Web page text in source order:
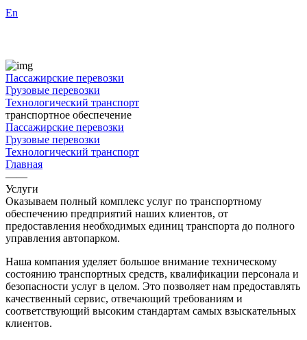
En
Пассажирские перевозки
Грузовые перевозки
Технологический транспорт
транспортное обеспечение
Пассажирские перевозки
Грузовые перевозки
Технологический транспорт
Главная
——
Услуги
Оказываем полный комплекс услуг по транспортному
обеспечению предприятий наших клиентов, от
предоставления необходимых единиц транспорта до полного
управления автопарком.
Наша компания уделяет большое внимание техническому
состоянию транспортных средств, квалификации персонала и
безопасности услуг в целом. Это позволяет нам предоставлять
качественный сервис, отвечающий требованиям и
соответствующий высоким стандартам самых взыскательных
клиентов.